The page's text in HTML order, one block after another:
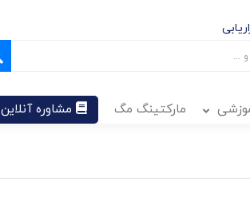
مارکتینگ مگ مشاوره آنلاین